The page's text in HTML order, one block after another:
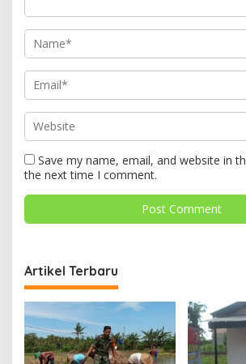
Save my name, email, and website in
the next time I comment.
Artikel Terbaru